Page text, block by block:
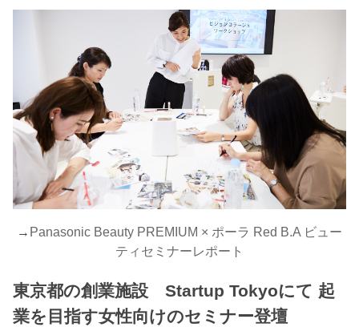
→ Panasonic Beauty PREMIUM × ポーラ Red B.A ビュー
ティセミナーレポート
東京都の創業施設 Startup Tokyoにて 起
業を目指す女性向けのセミナー登壇